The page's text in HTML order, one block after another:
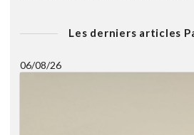
Les derniers articles
06/08/26